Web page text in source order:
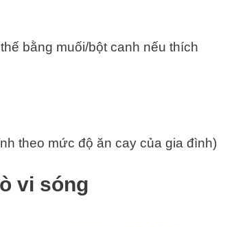
bằng muối/bột canh nếu thích
theo mức độ ăn cay của gia đình)
vi sóng